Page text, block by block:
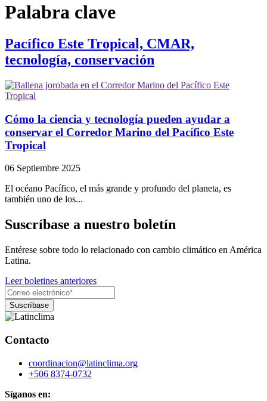
Palabra clave
Pacífico Este Tropical, CMAR,
tecnología, conservación
Cómo la ciencia y tecnología pueden ayudar a
conservar el Corredor Marino del Pacífico Este
Tropical
06 Septiembre 2025
El océano Pacífico, el más grande y profundo del planeta, es
también uno de los...
Suscríbase a nuestro boletín
Entérese sobre todo lo relacionado con cambio climático en América
Latina.
Leer boletines anteriores
Contacto
coordinacion@latinclima.org
+506 8374-0732
Síganos en: